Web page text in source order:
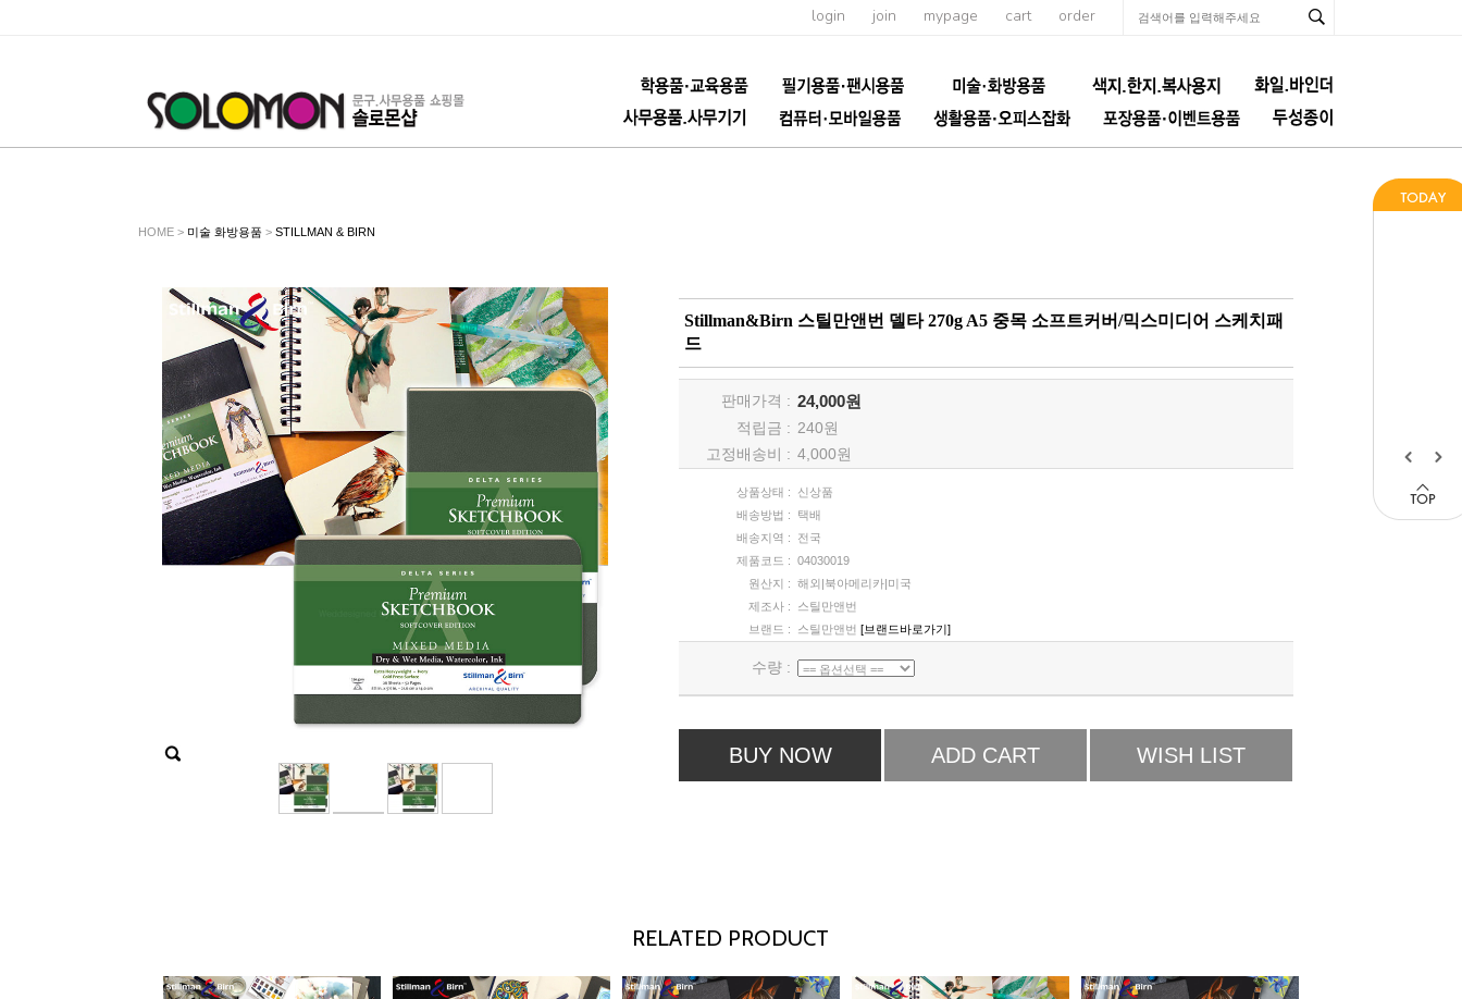
login join mypage cart order
HOME > 미술 화방용품 > STILLMAN & BIRN
Stillman&Birn 스틸만앤번 델타 270g A5 중목 소프트커버/믹스미디어 스케치패
드
판매가격 : 24,000원
적립금 : 240원
고정배송비 : 4,000원
상품상태 :
신상품
배송방법 :
택배
배송지역 :
전국
제품코드 : 04030019
원산지 : 해외|북아메리카|미국
제조사 :
스틸만앤번
브랜드 :
스틸만앤번 [브랜드바로가기]
수량 :
BUY NOW ADD CART WISH LIST
RELATED PRODUCT